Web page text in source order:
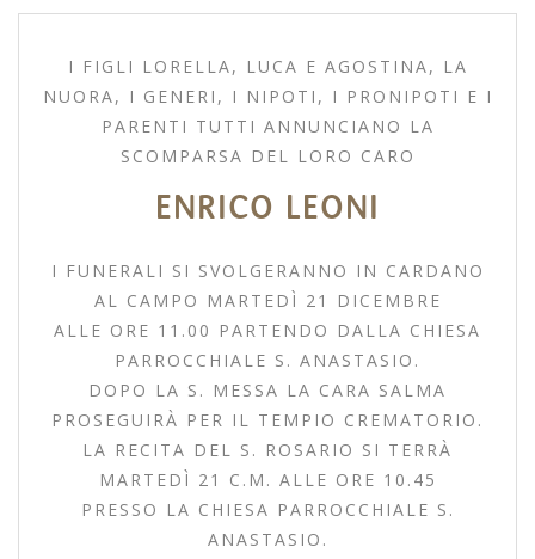
I FIGLI LORELLA, LUCA E AGOSTINA, LA
NUORA, I GENERI, I NIPOTI, I PRONIPOTI E I
PARENTI TUTTI ANNUNCIANO LA
SCOMPARSA DEL LORO CARO
ENRICO LEONI
I FUNERALI SI SVOLGERANNO IN CARDANO
AL CAMPO MARTEDÌ 21 DICEMBRE
ALLE ORE 11.00 PARTENDO DALLA CHIESA
PARROCCHIALE S. ANASTASIO.
DOPO LA S. MESSA LA CARA SALMA
PROSEGUIRÀ PER IL TEMPIO CREMATORIO.
LA RECITA DEL S. ROSARIO SI TERRÀ
MARTEDÌ 21 C.M. ALLE ORE 10.45
PRESSO LA CHIESA PARROCCHIALE S.
ANASTASIO.